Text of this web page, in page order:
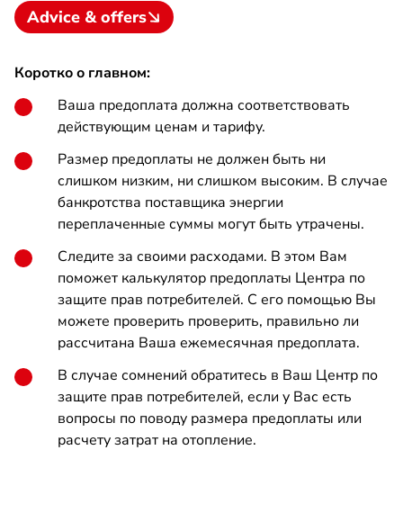
Advice & offers
Коротко о главном:
Ваша предоплата должна соответствовать
действующим ценам и тарифу.
Размер предоплаты не должен быть ни
слишком низким, ни слишком высоким. В случае
банкротства поставщика энергии
переплаченные суммы могут быть утрачены.
Следите за своими расходами. В этом Вам
поможет калькулятор предоплаты Центра по
защите прав потребителей. С его помощью Вы
можете проверить проверить, правильно ли
рассчитана Ваша ежемесячная предоплата.
В случае сомнений обратитесь в Ваш Центр по
защите прав потребителей, если у Вас есть
вопросы по поводу размера предоплаты или
расчету затрат на отопление.